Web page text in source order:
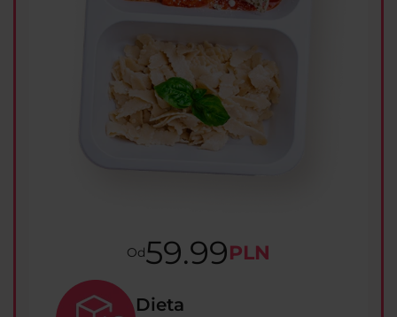
Od59.99PLN
Dieta